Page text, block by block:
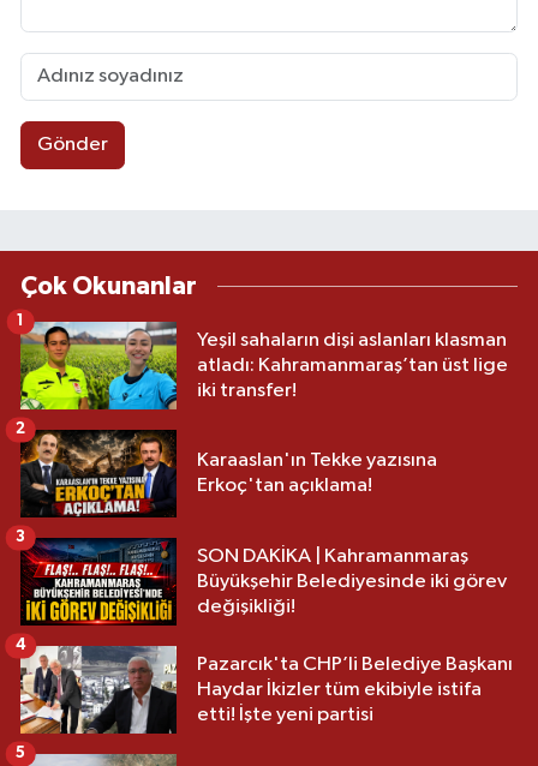
Gönder
Çok Okunanlar
Yeşil sahaların dişi aslanları klasman
atladı: Kahramanmaraş’tan üst lige
iki transfer!
1
Karaaslan'ın Tekke yazısına
Erkoç'tan açıklama!
2
SON DAKİKA | Kahramanmaraş
Büyükşehir Belediyesinde iki görev
değişikliği!
3
Pazarcık'ta CHP’li Belediye Başkanı
Haydar İkizler tüm ekibiyle istifa
etti! İşte yeni partisi
4
5